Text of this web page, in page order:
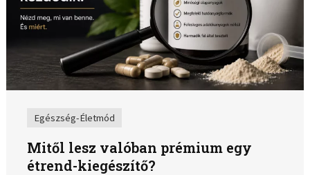
Egészség-Életmód
Mitől lesz valóban prémium egy
étrend-kiegészítő?